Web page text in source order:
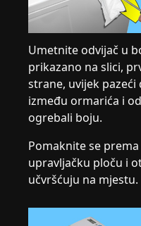
Umetnite odvijač u
prikazano na slici,
strane, uvijek
između ormarića i
ogrebali boju.
Pomaknite se
upravljačku ploču i
učvršćuju na mjestu.